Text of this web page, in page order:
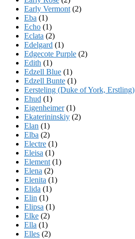
Early Vermont (2)
Eba (1)
Echo (1)
Eclata (2)
Edelgard (1)
Edgecote Purple (2)
Edith (1)
Edzell Blue (1)
Edzell Bunte (1)
Eersteling (Duke of York, Erstling)
Ehud (1)
Eigenheimer(1)
Ekaterininskiy (2)
Elan (1)
Elba (2)
Electre (1)
Eleisa (1)
Element (1)
Elena (2)
Elenita (1)
Elida (1)
Elin (1)
Elipsa (1)
Elke (2)
Ella (1)
Elles (2)